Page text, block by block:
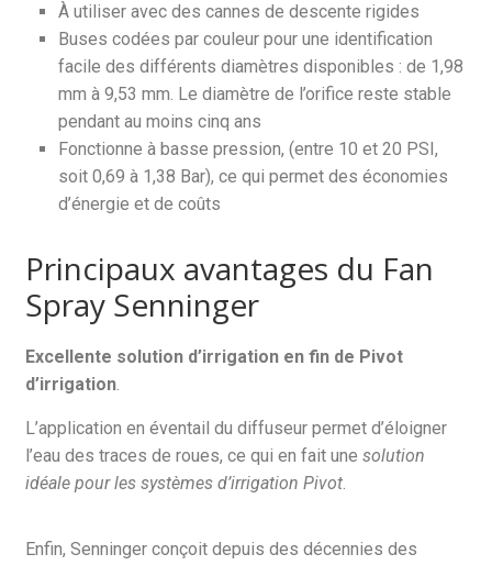
À utiliser avec des cannes de descente rigides
Buses codées par couleur pour une identification
facile des différents diamètres disponibles : de 1,98
mm à 9,53 mm. Le diamètre de l’orifice reste stable
pendant au moins cinq ans
Fonctionne à basse pression, (entre 10 et 20 PSI,
soit 0,69 à 1,38 Bar), ce qui permet des économies
d’énergie et de coûts
Principaux avantages du Fan
Spray Senninger
Excellente solution d’irrigation en fin de Pivot
d’irrigation.
L’application en éventail du diffuseur permet d’éloigner
l’eau des traces de roues, ce qui en fait unesolution
idéale pour les systèmes d’irrigation Pivot.
Enfin, Senninger conçoit depuis des décennies des